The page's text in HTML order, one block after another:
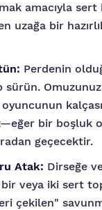
amacıyla
uzağa bir
Perdenin
sürün.
bir boşluk
geçecektir.
Atak: Dirseğe
bir veya iki sert
çekilen"